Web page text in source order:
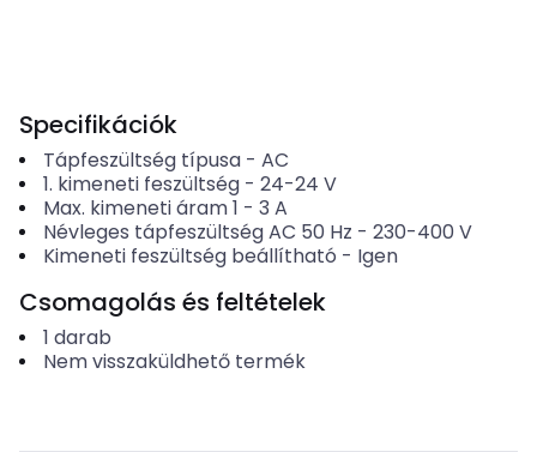
Specifikációk
Tápfeszültség típusa- AC
1. kimeneti feszültség- 24-24 V
Max. kimeneti áram 1 - 3 A
Névleges tápfeszültség AC 50 Hz - 230-400 V
Kimeneti feszültség beállítható - Igen
Csomagolás és feltételek
1 darab
Nem visszaküldhető termék